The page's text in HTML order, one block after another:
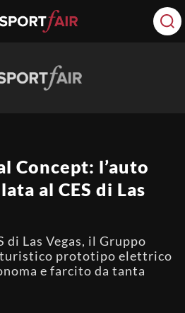
Concept: l’auto
al CES di Las
di Las Vegas, il Gruppo
prototipo elettrico
e farcito da tanta